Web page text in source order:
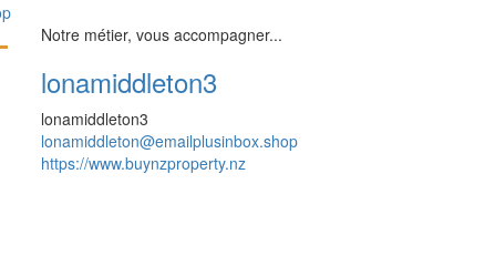
Notre métier, vous accompagner...
lonamiddleton3
lonamiddleton3
lonamiddleton@emailplusinbox.shop
https://www.buynzproperty.nz